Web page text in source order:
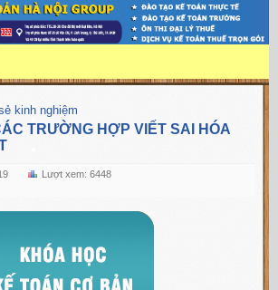
kinh nghiệm
TRƯỜNG HỢP VIẾT SAI HÓA
Lượt xem: 6448